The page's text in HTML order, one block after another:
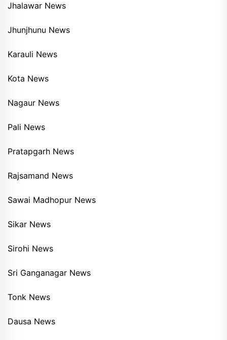
Jhalawar News
Jhunjhunu News
Karauli News
Kota News
Nagaur News
Pali News
Pratapgarh News
Rajsamand News
Sawai Madhopur News
Sikar News
Sirohi News
Sri Ganganagar News
Tonk News
Dausa News